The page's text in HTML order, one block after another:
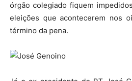
órgão colegiado fiquem
eleições que acontecerem nos
término da pena.